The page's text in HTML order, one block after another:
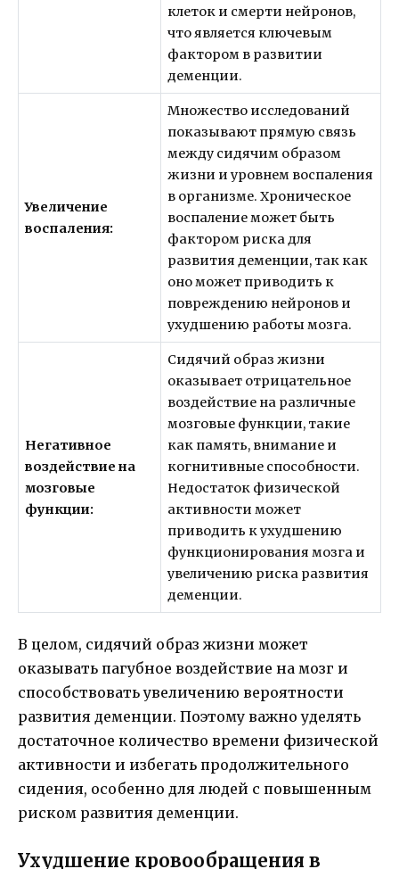
клеток и смерти нейронов,
что является ключевым
фактором в развитии
деменции.
Увеличение
воспаления:
Множество исследований
показывают прямую связь
между сидячим образом
жизни и уровнем воспаления
в организме. Хроническое
воспаление может быть
фактором риска для
развития деменции, так как
оно может приводить к
повреждению нейронов и
ухудшению работы мозга.
Негативное
воздействие на
мозговые
функции:
Сидячий образ жизни
оказывает отрицательное
воздействие на различные
мозговые функции, такие
как память, внимание и
когнитивные способности.
Недостаток физической
активности может
приводить к ухудшению
функционирования мозга и
увеличению риска развития
деменции.
В целом, сидячий образ жизни может
оказывать пагубное воздействие на мозг и
способствовать увеличению вероятности
развития деменции. Поэтому важно уделять
достаточное количество времени физической
активности и избегать продолжительного
сидения, особенно для людей с повышенным
риском развития деменции.
Ухудшение кровообращения в